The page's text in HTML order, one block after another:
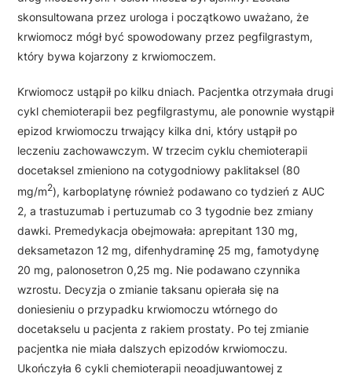
skonsultowana przez urologa i początkowo uważano, że
krwiomocz mógł być spowodowany przez pegfilgrastym,
który bywa kojarzony z krwiomoczem.
Krwiomocz ustąpił po kilku dniach. Pacjentka otrzymała drugi
cykl chemioterapii bez pegfilgrastymu, ale ponownie wystąpił
epizod krwiomoczu trwający kilka dni, który ustąpił po
leczeniu zachowawczym. W trzecim cyklu chemioterapii
docetaksel zmieniono na cotygodniowy paklitaksel (80
mg/m2), karboplatynę również podawano co tydzień z AUC
2, a trastuzumab i pertuzumab co 3 tygodnie bez zmiany
dawki. Premedykacja obejmowała: aprepitant 130 mg,
deksametazon 12 mg, difenhydraminę 25 mg, famotydynę
20 mg, palonosetron 0,25 mg. Nie podawano czynnika
wzrostu. Decyzja o zmianie taksanu opierała się na
doniesieniu o przypadku krwiomoczu wtórnego do
docetakselu u pacjenta z rakiem prostaty. Po tej zmianie
pacjentka nie miała dalszych epizodów krwiomoczu.
Ukończyła 6 cykli chemioterapii neoadjuwantowej z